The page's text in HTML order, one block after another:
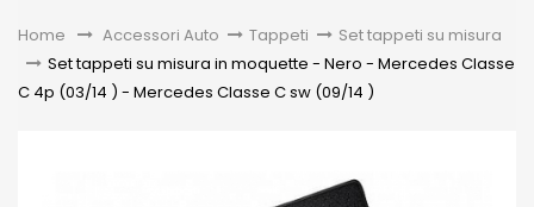
Home &gt;Accessori Auto > Tappeti >
Set tappeti su misura
> Set tappeti su misura in moquette - Nero - Mercedes Classe
C 4p (03/14 ) - Mercedes Classe C sw (09/14 )